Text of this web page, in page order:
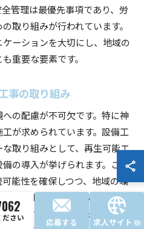
管理は最優先事項であり、労
取り組みが行われています。
ーションを大切にし、地域の
重要な要素です。
事の取り組み
の配慮が不可欠です。特に神
が求められています。設備工
取り組みとして、再生可能エ
の導入が挙げられます。これ
能性を確保しつつ、地域の環
す。また、廃材のリサイクル
。これらの取り組みを通じ
ださい 応募する 求人サイト